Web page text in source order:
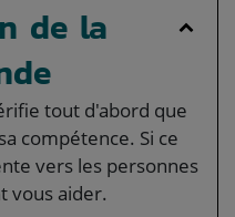
de la
tout d'abord que
compétence. Si ce
vers les personnes
vous aider.